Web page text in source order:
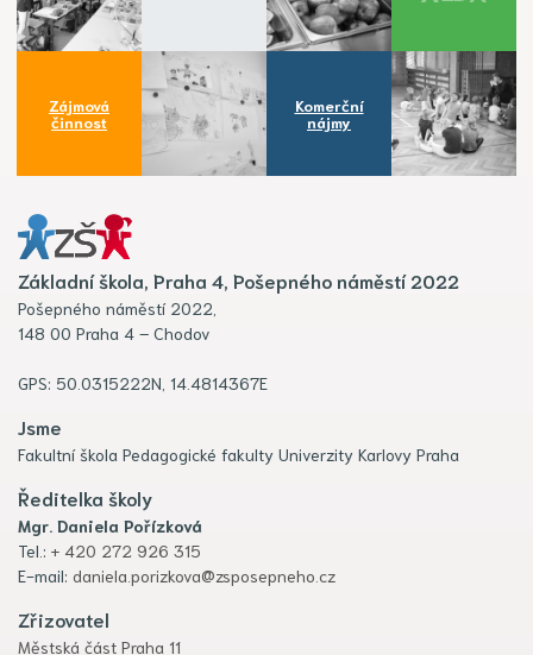
Zájmová
činnost
Komerční
nájmy
Základní škola, Praha 4, Pošepného náměstí 2022
Pošepného náměstí 2022,
148 00 Praha 4 – Chodov
GPS: 50.0315222N, 14.4814367E
Jsme
Fakultní škola Pedagogické fakulty Univerzity Karlovy Praha
Ředitelka školy
Mgr. Daniela Pořízková
Tel.: + 420 272 926 315
E-mail: daniela.porizkova@zsposepneho.cz
Zřizovatel
Městská část Praha 11